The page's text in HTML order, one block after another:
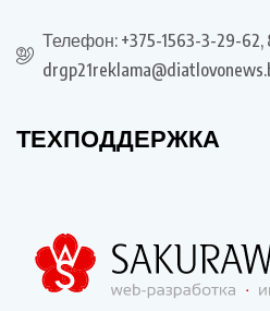
Телефон: +375-1563-3-29-
ТЕХПОДДЕРЖКА